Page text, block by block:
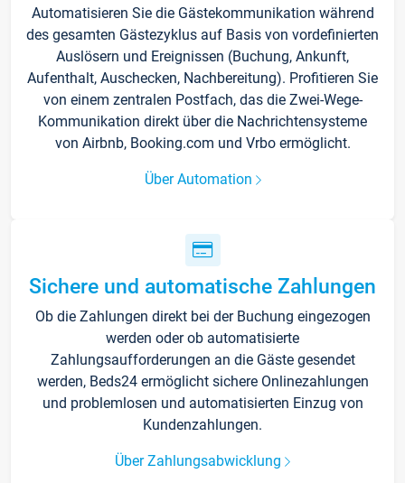
Automatisieren Sie die Gästekommunikation während
des gesamten Gästezyklus auf Basis von vordefinierten
Auslösern und Ereignissen (Buchung, Ankunft,
Aufenthalt, Auschecken, Nachbereitung). Profitieren Sie
von einem zentralen Postfach, das die Zwei-Wege-
Kommunikation direkt über die Nachrichtensysteme
von Airbnb, Booking.com und Vrbo ermöglicht.
Über Automation
Sichere und automatische Zahlungen
Ob die Zahlungen direkt bei der Buchung eingezogen
werden oder ob automatisierte
Zahlungsaufforderungen an die Gäste gesendet
werden, Beds24 ermöglicht sichere Onlinezahlungen
und problemlosen und automatisierten Einzug von
Kundenzahlungen.
Über Zahlungsabwicklung